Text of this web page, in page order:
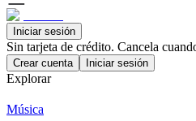
Iniciar sesión
Sin tarjeta de crédito. Cancela
Crear cuenta Iniciar sesión
Explorar
Música